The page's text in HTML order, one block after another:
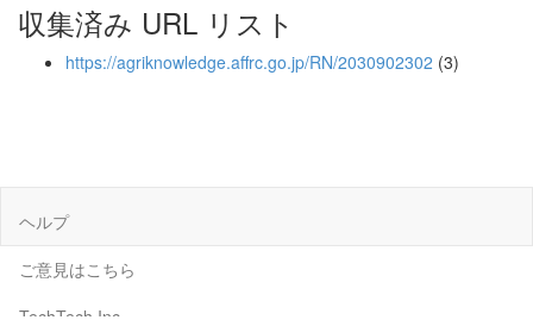
収集済み URL リスト
https://agriknowledge.affrc.go.jp/RN/2030902302 (3)
ヘルプ
ご意見はこちら